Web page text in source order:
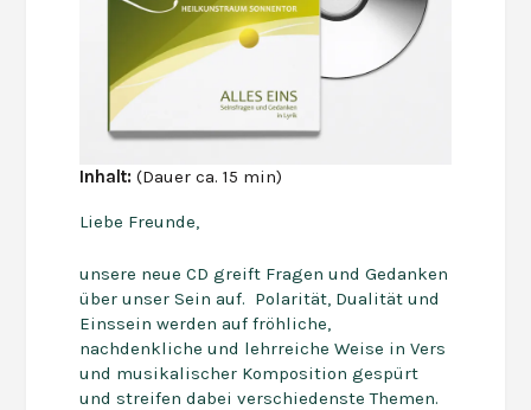
Inhalt: (Dauer ca. 15 min)
Liebe Freunde,
unsere neue CD greift Fragen und Gedanken
über unser Sein auf. Polarität, Dualität und
Einssein werden auf fröhliche,
nachdenkliche und lehrreiche Weise in Vers
und musikalischer Komposition gespürt
und streifen dabei verschiedenste Themen.